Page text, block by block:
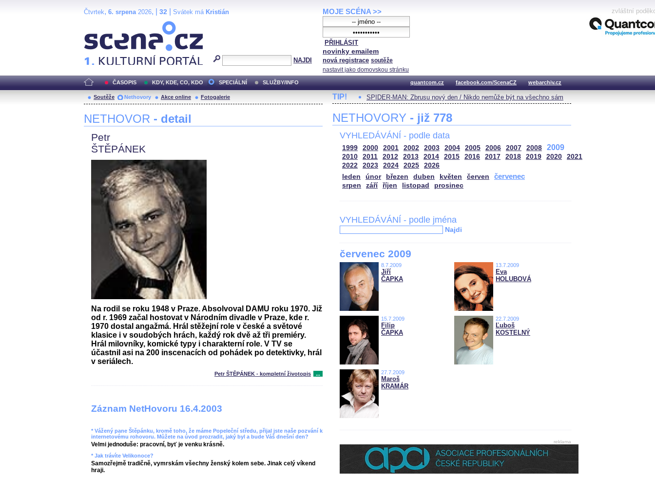
Čtvrtek, 6. srpena2026, | 32 Svátek má Kristián
NAJDI
MOJE SCÉNA >>
PŘIHLÁSIT
novinky emailem
nová registrace soutěže
nastavit jako domovskou stránku
zvláštní
ČASOPIS KDY, KDE, CO, KDO SPECIÁLNÍ SLUŽBY/INFO quantcom.cz facebook.com/ScenaCZ webarchiv.cz
Soutěže Nethovory Akce online Fotogalerie
NETHOVOR - detail
Petr
ŠTĚPÁNEK
Na rodil se roku 1948 v Praze. Absolvoval DAMU roku 1970. Již
od r. 1969 začal hostovat v Národním divadle v Praze, kde r.
1970 dostal angažmá. Hrál stěžejní role v české a světové
klasice i v soudobých hrách, každý rok dvě až tři premiéry.
Hrál milovníky, komické typy i charakterní role. V TV se
účastnil asi na 200 inscenacích od pohádek po detektivky, hrál
v seriálech.
Petr ŠTĚPÁNEK - kompletní životopis ...
Záznam NetHovoru 16.4.2003
* Vážený pane Štěpánku, kromě toho, že máme Popeleční středu, přijal jste naše pozvání k
internetovému rohovoru. Můžete na úvod prozradit, jaký byl a bude Váš dnešní den?
Velmi jednoduše: pracovní, byť je venku krásně.
* Jak trávíte Velikonoce?
Samozřejmě tradičně, vymrskám všechny ženský kolem sebe. Jinak celý víkend
hraji.
TIP! SPIDER-MAN: Zbrusu nový den / Nikdo nemůže být na všechno sám
NETHOVORY - již 778
VYHLEDÁVÁNÍ - podle data
1999 2000 2001 2002 2003 2004 2005 2006 2007 2008 2009
2010 2011 2012 2013 2014 2015 2016 2017 2018 2019 2020
2021
2022
2023 2024 2025
2026
leden
únor březen duben květen červen červenec
srpen září říjen listopad prosinec
VYHLEDÁVÁNÍ - podle jména
Najdi
červenec 2009
8.7.2009
Jiří
ČAPKA
13.7.2009
Eva
HOLUBOVÁ
15.7.2009
Filip
ČAPKA
22.7.2009
Ľuboš
KOSTELNÝ
27.7.2009
Maroš
KRAMÁR
reklama